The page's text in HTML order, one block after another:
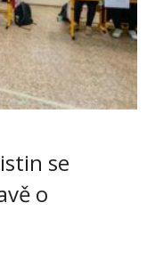
se
o